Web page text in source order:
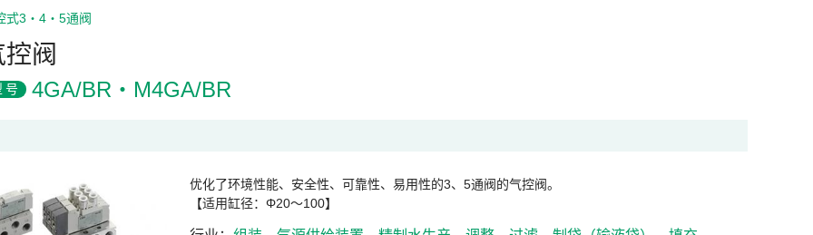
式3・4・5通阀
阀
号 4GA/BR・M4GA/BR
优化了环境性能、安全性、可靠性、易用性的3、5通阀的气控阀。
【适用缸径：Φ20～100】